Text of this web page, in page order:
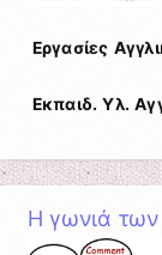
Εργασίες
Εκπαιδ. Υλ.
Η γωνιά